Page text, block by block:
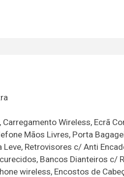
Wireless, Ecrã
Mãos Livres, Porta
Retrovisores c/ Anti
Bancos Dianteiros c/
wireless, Encostos de